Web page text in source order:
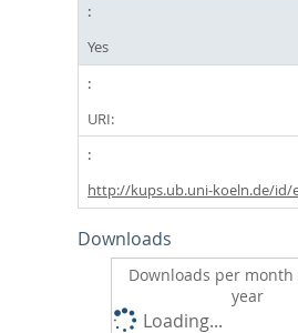
Yes
URI:
http://kups.ub.uni-koeln.de/id/
Downloads
Downloads per month
year
Loading...